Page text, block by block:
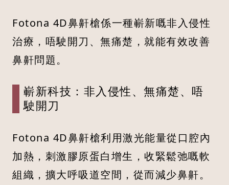
Fotona 4D鼻鼾槍係一種嶄新嘅非入侵性
治療，唔駛開刀、無痛楚，就能有效改善
鼻鼾問題。
嶄新科技：非入侵性、無痛楚、唔
駛開刀
Fotona 4D鼻鼾槍利用激光能量從口腔內
加熱，刺激膠原蛋白增生，收緊鬆弛嘅軟
組織，擴大呼吸道空間，從而減少鼻鼾。